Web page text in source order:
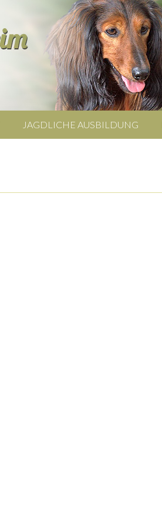
JAGDLICHE AUSBILDUNG